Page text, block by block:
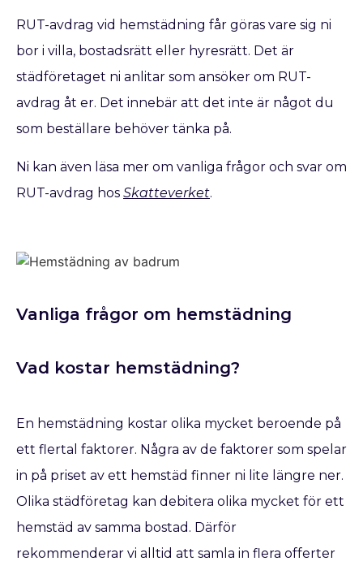
RUT-avdrag vid hemstädning får göras vare sig ni
bor i villa, bostadsrätt eller hyresrätt. Det är
städföretaget ni anlitar som ansöker om RUT-
avdrag åt er. Det innebär att det inte är något du
som beställare behöver tänka på.
Ni kan även läsa mer om vanliga frågor och svar om
RUT-avdrag hos Skatteverket.
Vanliga frågor om hemstädning
Vad kostar hemstädning?
En hemstädning kostar olika mycket beroende på
ett flertal faktorer. Några av de faktorer som spelar
in på priset av ett hemstäd finner ni lite längre ner.
Olika städföretag kan debitera olika mycket för ett
hemstäd av samma bostad. Därför
rekommenderar vi alltid att samla in flera offerter